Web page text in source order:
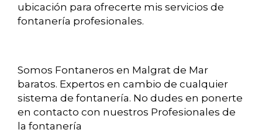
ubicación para ofrecerte mis servicios de
fontanería profesionales.
Somos Fontaneros en Malgrat de Mar
baratos. Expertos en cambio de cualquier
sistema de fontanería. No dudes en ponerte
en contacto con nuestros Profesionales de
la fontanería